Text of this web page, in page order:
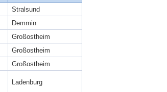
Stralsund
Demmin
Großostheim
Großostheim
Großostheim
Ladenburg